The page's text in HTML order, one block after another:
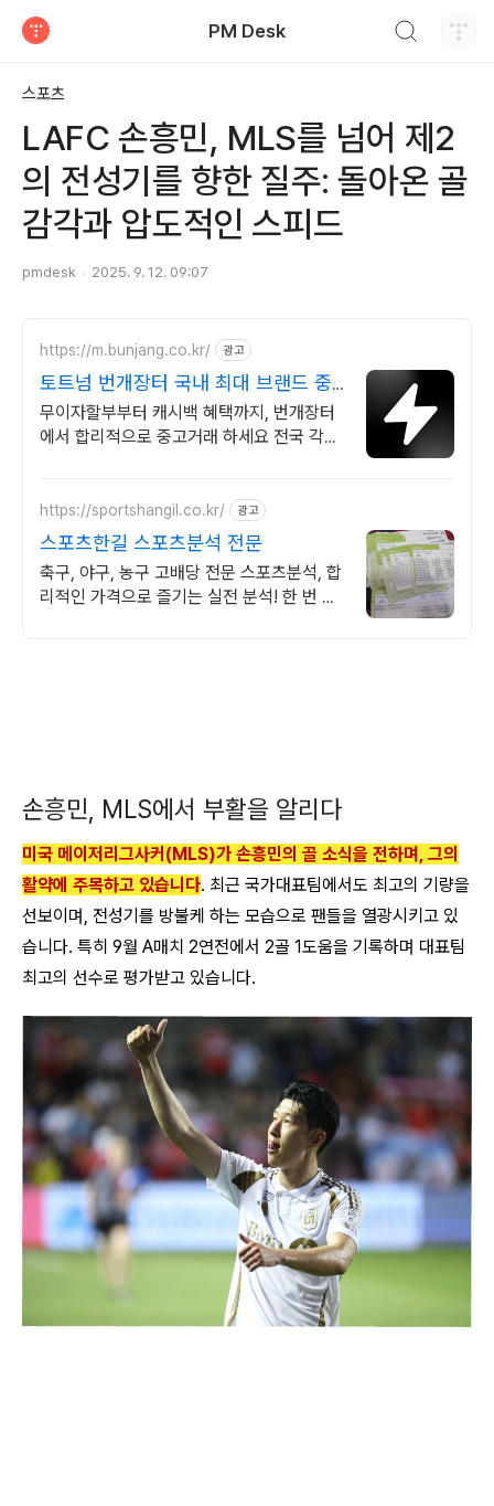
PM Desk
스포츠
LAFC 손흥민, MLS를 넘어 제2
의 전성기를 향한 질주: 돌아온 골
감각과 압도적인 스피드
pmdesk 2025. 9. 12. 09:07
https://m.bunjang.co.kr/ 광고
토트넘 번개장터 국내 최대 브랜드 중
고거래
무이자할부부터 캐시백 혜택까지, 번개장터
에서 합리적으로 중고거래 하세요 전국 각지
https://sportshangil.co.kr/ 광고
스포츠한길 스포츠분석 전문
축구, 야구, 농구 고배당 전문 스포츠분석, 합
리적인 가격으로 즐기는 실전 분석! 한 번 맞
손흥민, MLS에서 부활을 알리다
미국 메이저리그사커(MLS)가 손흥민의 골 소식을 전하며, 그의
활약에 주목하고 있습니다. 최근 국가대표팀에서도 최고의 기량을
선보이며, 전성기를 방불케 하는 모습으로 팬들을 열광시키고 있
습니다. 특히 9월 A매치 2연전에서 2골 1도움을 기록하며 대표팀
최고의 선수로 평가받고 있습니다.